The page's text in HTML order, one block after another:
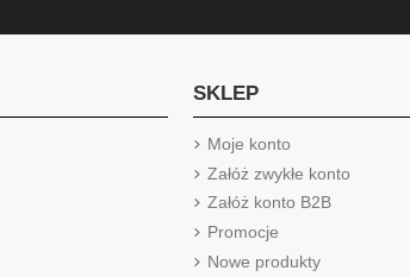
SKLEP
Moje konto
Załóż zwykłe konto
Załóż konto B2B
Promocje
Nowe produkty